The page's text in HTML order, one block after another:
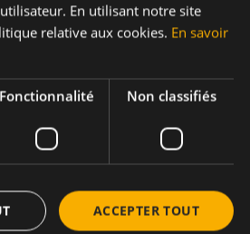
nos livrets de recettes
et fruit
en 20 min.
Végétarien
FRENCH
En utilisant notre site
relative aux cookies. En savoir
Fonctionnalité Non classifiés
ACCEPTER TOUT